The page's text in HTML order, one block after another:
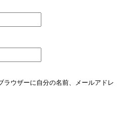
ラウザーに自分の名前、メールアドレ